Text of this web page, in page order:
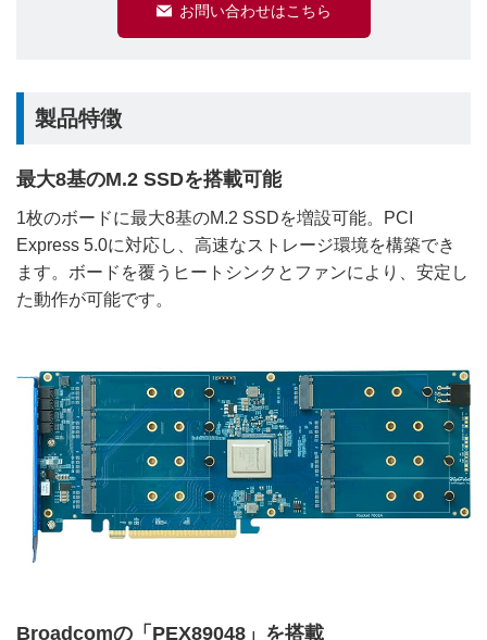
お問い合わせはこちら
製品特徴
最大8基のM.2 SSDを搭載可能
1枚のボードに最大8基のM.2 SSDを増設可能。PCI
Express 5.0に対応し、高速なストレージ環境を構築でき
ます。ボードを覆うヒートシンクとファンにより、安定し
た動作が可能です。
Broadcomの「PEX89048」を搭載